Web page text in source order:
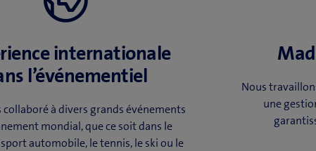
internationale
l’événementiel
collaboré à divers grands événements
mondial, que ce soit dans le
automobile, le tennis, le ski ou le
Nous
une